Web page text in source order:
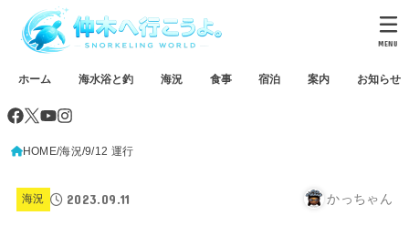
ホーム 海水浴と釣 海況 食事 宿泊 案内 お知らせ
MENU
HOME 海況 9/12 運行
海況 2023.09.11 かっちゃん